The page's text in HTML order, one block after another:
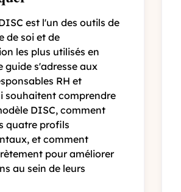
est l'un des outils de
de soi et de
les plus utilisés en
guide s'adresse aux
RH et
souhaitent comprendre
DISC, comment
quatre profils
et comment
pour améliorer
au sein de leurs